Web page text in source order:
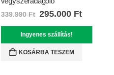
339.990Ft 295.000 Ft
Ingyenes szállítás!
KOSÁRBA TESZEM